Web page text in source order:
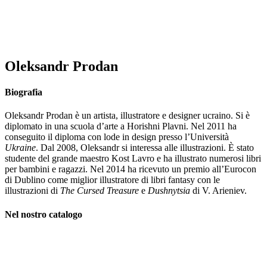
Oleksandr Prodan
Biografia
Oleksandr Prodan è un artista, illustratore e designer ucraino. Si è
diplomato in una scuola d’arte a Horishni Plavni. Nel 2011 ha
conseguito il diploma con lode in design presso l’Università
Ukraine. Dal 2008, Oleksandr si interessa alle illustrazioni. È stato
studente del grande maestro Kost Lavro e ha illustrato numerosi libri
per bambini e ragazzi. Nel 2014 ha ricevuto un premio all’Eurocon
di Dublino come miglior illustratore di libri fantasy con le
illustrazioni di The Cursed Treasure e Dushnytsia di V. Arieniev.
Nel nostro catalogo